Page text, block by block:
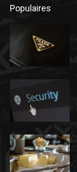
Populaires